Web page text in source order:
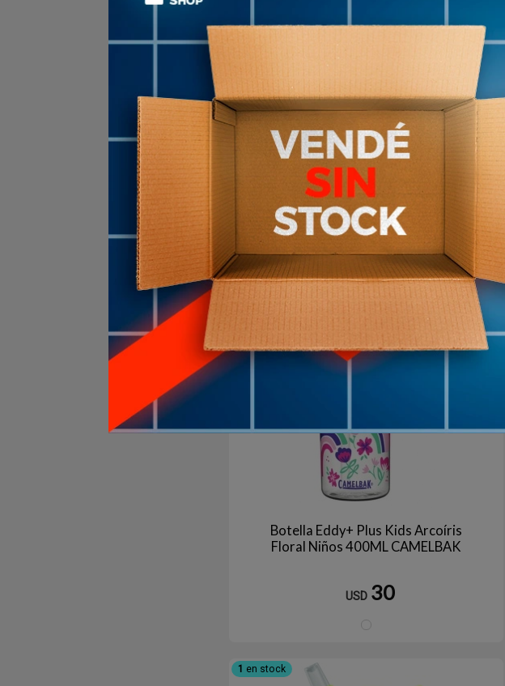
Kit de valvula de repuesto de
caramañola eddy kids
USD 24
TRANSPARENTE
Botella Eddy+ Plus Kids Arcoíris
Floral Niños 400ML CAMELBAK
USD 30
1 en stock